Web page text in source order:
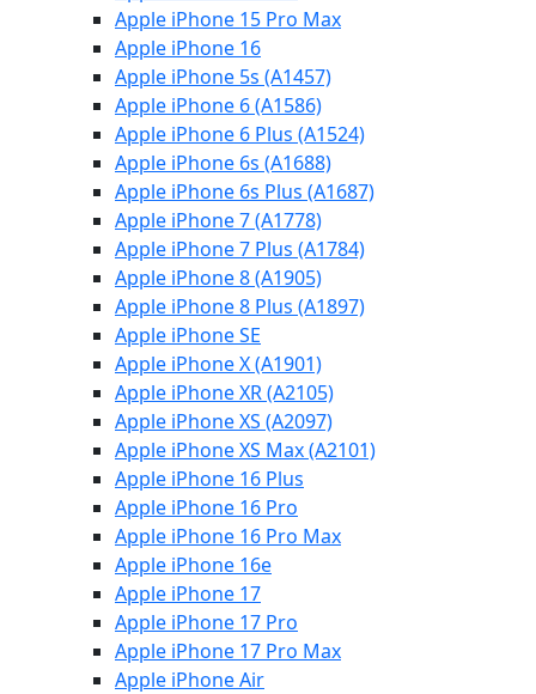
Apple iPhone 15 Pro Max
Apple iPhone 16
Apple iPhone 5s (A1457)
Apple iPhone 6 (A1586)
Apple iPhone 6 Plus (A1524)
Apple iPhone 6s (A1688)
Apple iPhone 6s Plus (A1687)
Apple iPhone 7 (A1778)
Apple iPhone 7 Plus (A1784)
Apple iPhone 8 (A1905)
Apple iPhone 8 Plus (A1897)
Apple iPhone SE
Apple iPhone X (A1901)
Apple iPhone XR (A2105)
Apple iPhone XS (A2097)
Apple iPhone XS Max (A2101)
Apple iPhone 16 Plus
Apple iPhone 16 Pro
Apple iPhone 16 Pro Max
Apple iPhone 16e
Apple iPhone 17
Apple iPhone 17 Pro
Apple iPhone 17 Pro Max
Apple iPhone Air